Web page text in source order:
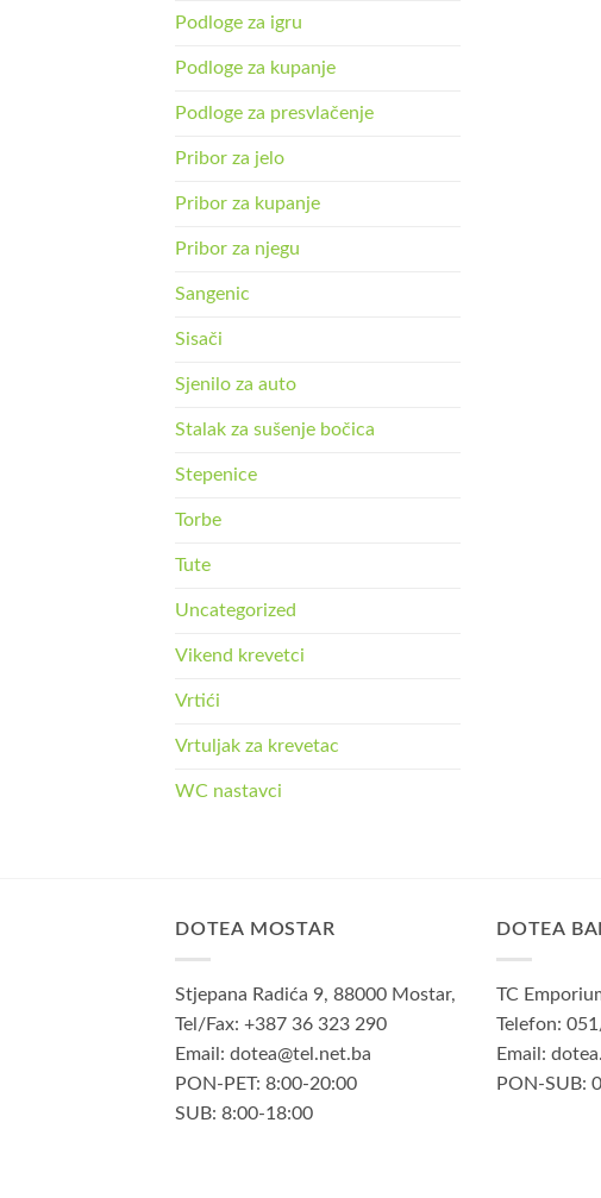
Podloge za igru
Podloge za kupanje
Podloge za presvlačenje
Pribor za jelo
Pribor za kupanje
Pribor za njegu
Sangenic
Sisači
Sjenilo za auto
Stalak za sušenje bočica
Stepenice
Torbe
Tute
Uncategorized
Vikend krevetci
Vrtići
Vrtuljak za krevetac
WC nastavci
DOTEA MOSTAR
Stjepana Radića 9, 88000 Mostar,
Tel/Fax: +387 36 323 290
Email: dotea@tel.net.ba
PON-PET: 8:00-20:00
SUB: 8:00-18:00
DOTEA
TC
Telefon:
Email:
PON-SUB: